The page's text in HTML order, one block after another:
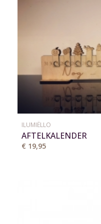
ILUMIËLLO
AFTELKALENDER
€ 19,95